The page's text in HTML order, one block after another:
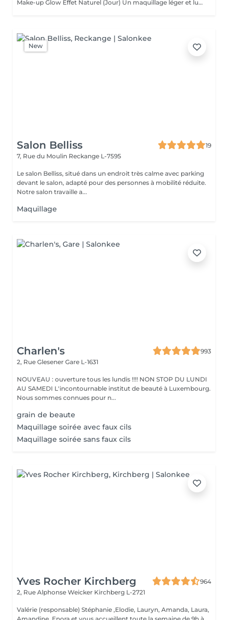
Make-up Glow Effet Naturel (Jour) Un maquillage léger et lumineux qui sublime votre beauté naturelle. Idéal pour la journée, rendez-vous professionnels ou shootings naturels. Teint unifié, regard réveillé, sans surcharge. Frais, discret et élégant. Make-up Glamour Événements & Soirées Un maquillage sophistiqué avec une tenue renforcée, parfait pour fêtes, mariages ou séances photo. Association d'un teint parfait, d'un regard travaillé et de corrections subtiles pour un effet wow qui reste naturel. Élégance, intensité et mise en valeur. Make-up Luxe Haute Définition & Longue Durée Un maquillage professionnel avec préparation complète de la peau, correction des volumes, camouflage des imperfections et mise en lumière des traits. Tenue extrême, idéal pour caméras HD, mariée, ou occasions exigeantes. Finition impeccable, résultat haut de gamme.
New
Salon Belliss
19
7, Rue du Moulin Reckange L-7595
Le salon Belliss, situé dans un endroit très calme avec parking
devant le salon, adapté pour des personnes à mobilité réduite.
Notre salon travaille a...
Maquillage
Charlen's
993
2, Rue Glesener Gare L-1631
NOUVEAU : ouverture tous les lundis !!!! NON STOP DU LUNDI
AU SAMEDI L'incontournable institut de beauté à Luxembourg.
Nous sommes connues pour n...
grain de beaute
Maquillage soirée avec faux cils
Maquillage soirée sans faux cils
Yves Rocher Kirchberg
964
2, Rue Alphonse Weicker Kirchberg L-2721
Valérie (responsable) Stéphanie ,Elodie, Lauryn, Amanda, Laura,